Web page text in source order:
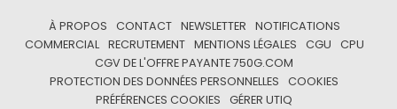
À PROPOS CONTACT NEWSLETTER
NOTIFICATIONS
COMMERCIAL
RECRUTEMENT MENTIONS LÉGALES CGU
CPU
CGV DE L'OFFRE PAYANTE 750G.COM
PROTECTION DES DONNÉES PERSONNELLES
COOKIES
PRÉFÉRENCES COOKIES
GÉRER UTIQ